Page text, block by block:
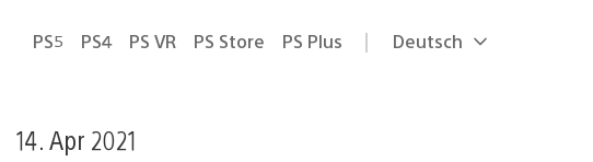
PS5 PS4 PS VR PS Store PS Plus Select
Aktuelle
Deutsch
14. Apr 2021